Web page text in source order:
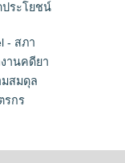
ประโยชน์
- สภา
านคดียา
มสมดุล
รกร